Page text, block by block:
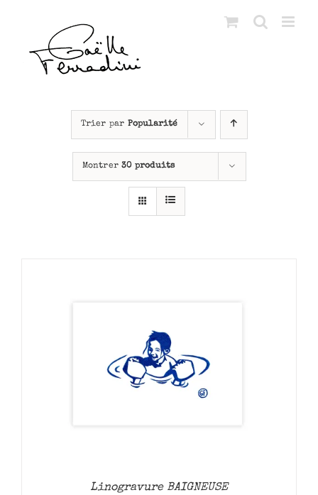
Trier par Popularité
Montrer30 produits
Linogravure BAIGNEUSE